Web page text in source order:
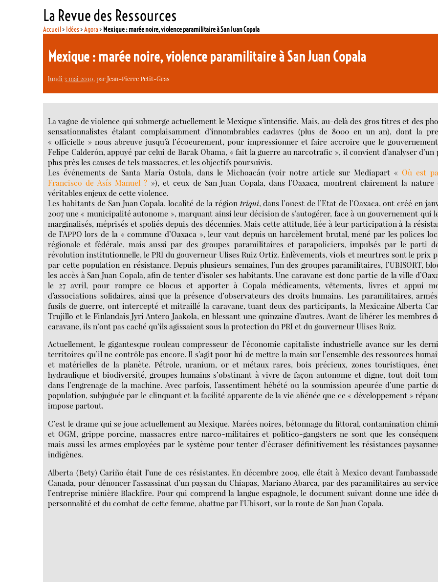
La Revue des Ressources
Accueil> Idées>Agora > Mexique : marée noire, violence paramilitaire à San Juan Copala
Mexique : marée noire, violence paramilitaire à San Juan Copala
lundi 3 mai 2010, parJean-Pierre Petit-Gras
La vague de violence qui submerge actuellement le Mexique s’intensifie. Mais, au-delà des gros titres et des
sensationnalistes étalant complaisamment d’innombrables cadavres (plus de 8000 en un an), dont la
« officielle » nous abreuve jusqu’à l’écoeurement, pour impressionner et faire accroire que le
Felipe Calderón, appuyé par celui de Barak Obama, « fait la guerre au narcotrafic », il convient d’analyser d’un
plus près les causes de tels massacres, et les objectifs poursuivis.
Les événements de Santa María Ostula, dans le Michoacán (voir notre article sur Mediapart « Où est
Francisco de Asís Manuel ? »), et ceux de San Juan Copala, dans l’Oaxaca, montrent clairement la nature
véritables enjeux de cette violence.
Les habitants de San Juan Copala, localité de la région triqui, dans l’ouest de l’Etat de l’Oaxaca, ont créé en
2007 une « municipalité autonome », marquant ainsi leur décision de s’autogérer, face à un gouvernement qui
marginalisés, méprisés et spoliés depuis des décennies. Mais cette attitude, liée à leur participation à la
de l’APPO lors de la « commune d’Oaxaca », leur vaut depuis un harcèlement brutal, mené par les polices
régionale et fédérale, mais aussi par des groupes paramilitaires et parapoliciers, impulsés par le parti
révolution institutionnelle, le PRI du gouverneur Ulises Ruiz Ortiz. Enlèvements, viols et meurtres sont le prix
par cette population en résistance. Depuis plusieurs semaines, l’un des groupes paramilitaires, l’UBISORT,
les accès à San Juan Copala, afin de tenter d’isoler ses habitants. Une caravane est donc partie de la ville
le 27 avril, pour rompre ce blocus et apporter à Copala médicaments, vêtements, livres et appui
d’associations solidaires, ainsi que la présence d’observateurs des droits humains. Les paramilitaires,
fusils de guerre, ont intercepté et mitraillé la caravane, tuant deux des participants, la Mexicaine Alberta
Trujillo et le Finlandais Jyri Antero Jaakola, en blessant une quinzaine d’autres. Avant de libérer les membres
caravane, ils n’ont pas caché qu’ils agissaient sous la protection du PRI et du gouverneur Ulises Ruiz.
Actuellement, le gigantesque rouleau compresseur de l’économie capitaliste industrielle avance sur les
territoires qu’il ne contrôle pas encore. Il s’agit pour lui de mettre la main sur l’ensemble des ressources
et matérielles de la planète. Pétrole, uranium, or et métaux rares, bois précieux, zones touristiques,
hydraulique et biodiversité, groupes humains s’obstinant à vivre de façon autonome et digne, tout doit
dans l’engrenage de la machine. Avec parfois, l’assentiment hébété ou la soumission apeurée d’une partie
population, subjuguée par le clinquant et la facilité apparente de la vie aliénée que ce « développement »
impose partout.
C’est le drame qui se joue actuellement au Mexique. Marées noires, bétonnage du littoral, contamination
et OGM, grippe porcine, massacres entre narco-militaires et politico-gangsters ne sont que les
mais aussi les armes employées par le système pour tenter d’écraser définitivement les résistances
indigènes.
Alberta (Bety) Cariño était l’une de ces résistantes. En décembre 2009, elle était à Mexico devant
Canada, pour dénoncer l’assassinat d’un paysan du Chiapas, Mariano Abarca, par des paramilitaires au
l’entreprise minière Blackfire. Pour qui comprend la langue espagnole, le document suivant donne une idée
personnalité et du combat de cette femme, abattue par l’Ubisort, sur la route de San Juan Copala.